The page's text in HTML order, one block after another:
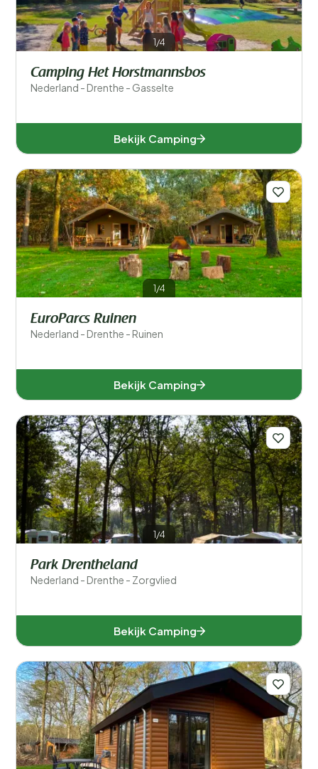
1/4
Camping Het Horstmannsbos
Nederland - Drenthe - Gasselte
Bekijk Camping
1/4
EuroParcs Ruinen
Nederland - Drenthe - Ruinen
Bekijk Camping
1/4
Park Drentheland
Nederland - Drenthe - Zorgvlied
Bekijk Camping